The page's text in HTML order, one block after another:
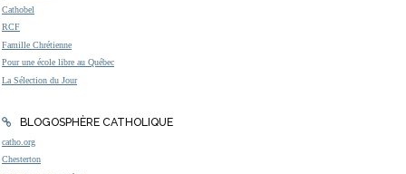
Cathobel
RCF
Famille Chrétienne
Pour une école libre au Québec
La Sélection du Jour
BLOGOSPHÈRE CATHOLIQUE
catho.org
Chesterton